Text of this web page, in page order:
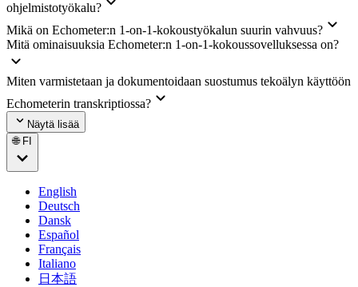
ohjelmistotyökalu?
Mikä on Echometer:n 1-on-1-kokoustyökalun suurin vahvuus?
Mitä ominaisuuksia Echometer:n 1-on-1-kokoussovelluksessa on?
Miten varmistetaan ja dokumentoidaan suostumus tekoälyn käyttöön
Echometerin transkriptiossa?
Näytä lisää
🌐 FI
English
Deutsch
Dansk
Español
Français
Italiano
日本語